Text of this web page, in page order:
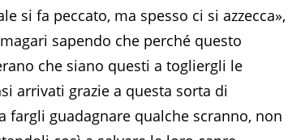
si fa peccato, ma spesso ci si azzecca»,
sapendo che perché questo
che siano questi a togliergli le
arrivati grazie a questa sorta di
guadagnare qualche scranno, non